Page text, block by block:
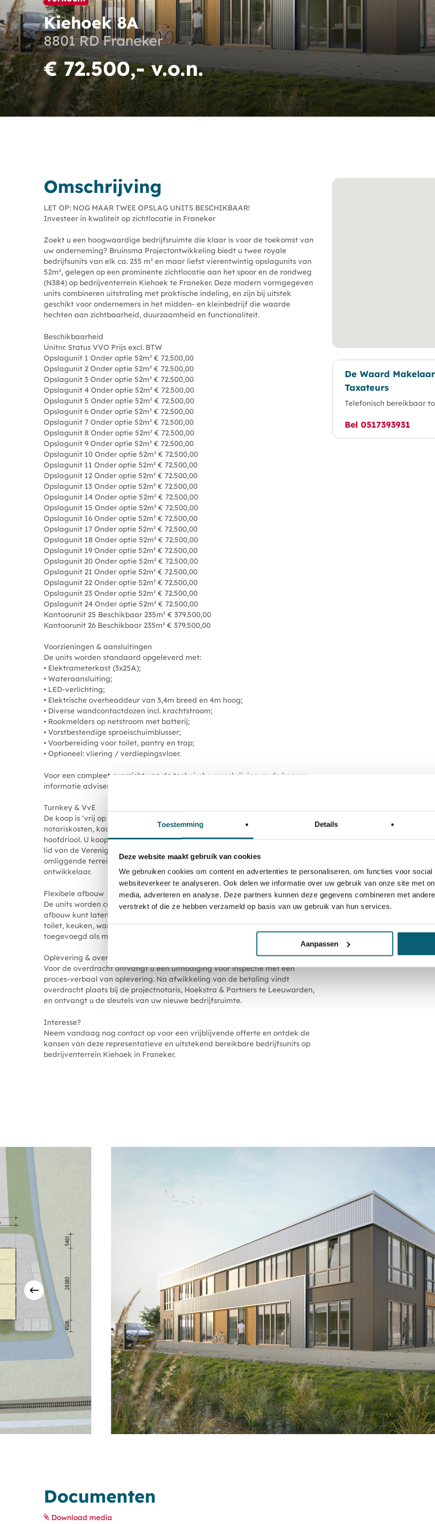
Toestemming Details
Deze website maakt gebruik van cookies
We gebruiken cookies om content en advertenties te personaliseren, om functies voor
websiteverkeer te analyseren. Ook delen we informatie over uw gebruik van onze site met
media, adverteren en analyse. Deze partners kunnen deze gegevens combineren met
verstrekt of die ze hebben verzameld op basis van uw gebruik van hun services.
Aanpassen
Kiehoek 8A
8801 RD Franeker
€ 72.500,- v.o.n.
Omschrijving
LET OP: NOG MAAR TWEE OPSLAG UNITS BESCHIKBAAR!
Investeer in kwaliteit op zichtlocatie in Franeker
Zoekt u een hoogwaardige bedrijfsruimte die klaar is voor de toekomst van
uw onderneming? Bruinsma Projectontwikkeling biedt u twee royale
bedrijfsunits van elk ca. 235 m² en maar liefst vierentwintig opslagunits van
52m², gelegen op een prominente zichtlocatie aan het spoor en de rondweg
(N384) op bedrijventerrein Kiehoek te Franeker. Deze modern vormgegeven
units combineren uitstraling met praktische indeling, en zijn bij uitstek
geschikt voor ondernemers in het midden- en kleinbedrijf die waarde
hechten aan zichtbaarheid, duurzaamheid en functionaliteit.
Beschikbaarheid
Unitnr. Status VVO Prijs excl. BTW
Opslagunit 1 Onder optie 52m² € 72.500,00
Opslagunit 2 Onder optie 52m² € 72.500,00
Opslagunit 3 Onder optie 52m² € 72.500,00
Opslagunit 4 Onder optie 52m² € 72.500,00
Opslagunit 5 Onder optie 52m² € 72.500,00
Opslagunit 6 Onder optie 52m² € 72.500,00
Opslagunit 7 Onder optie 52m² € 72.500,00
Opslagunit 8 Onder optie 52m² € 72.500,00
Opslagunit 9 Onder optie 52m² € 72.500,00
Opslagunit 10 Onder optie 52m² € 72.500,00
Opslagunit 11 Onder optie 52m² € 72.500,00
Opslagunit 12 Onder optie 52m² € 72.500,00
Opslagunit 13 Onder optie 52m² € 72.500,00
Opslagunit 14 Onder optie 52m² € 72.500,00
Opslagunit 15 Onder optie 52m² € 72.500,00
Opslagunit 16 Onder optie 52m² € 72.500,00
Opslagunit 17 Onder optie 52m² € 72.500,00
Opslagunit 18 Onder optie 52m² € 72.500,00
Opslagunit 19 Onder optie 52m² € 72.500,00
Opslagunit 20 Onder optie 52m² € 72.500,00
Opslagunit 21 Onder optie 52m² € 72.500,00
Opslagunit 22 Onder optie 52m² € 72.500,00
Opslagunit 23 Onder optie 52m² € 72.500,00
Opslagunit 24 Onder optie 52m² € 72.500,00
Kantoorunit 25 Beschikbaar 235m² € 379.500,00
Kantoorunit 26 Beschikbaar 235m² € 379.500,00
Voorzieningen & aansluitingen
De units worden standaard opgeleverd met:
• Elektrameterkast (3x25A);
• Wateraansluiting;
• LED-verlichting;
• Elektrische overheaddeur van 3,4m breed en 4m hoog;
• Diverse wandcontactdozen incl. krachtstroom;
• Rookmelders op netstroom met batterij;
• Vorstbestendige sproeischuimblusser;
• Voorbereiding voor toilet, pantry en trap;
• Optioneel: vliering / verdiepingsvloer.
Voor een compleet overzicht van de technische omschrijving en de kopers
informatie adviseren wij vooral om de brochure te downloaden.
Turnkey & VvE
De koop is ‘vrij op naam’, inclusief ontwerp, bouw, vergunningen,
notariskosten, kadastrale inmeting, aansluitkosten nutsvoorzieningen en
hoofdriool. U koopt het appartementsrecht van de unit en wordt automatisch
lid van de Vereniging van Eigenaren (VvE). De VvE beheert het gebouw en
omliggende terrein; de maandlasten worden initieel vastgesteld door de
ontwikkelaar.
Flexibele afbouw
De units worden casco opgeleverd, bezemschoon en bouwvrij, zodat u de
afbouw kunt laten aansluiten op uw wensen. Aanvullende voorzieningen zoals
toilet, keuken, wandafwerking of trap kunnen desgewenst worden
toegevoegd als meerwerk.
Oplevering & overdracht
Voor de overdracht ontvangt u een uitnodiging voor inspectie met een
proces-verbaal van oplevering. Na afwikkeling van de betaling vindt
overdracht plaats bij de projectnotaris, Hoekstra & Partners te Leeuwarden,
en ontvangt u de sleutels van uw nieuwe bedrijfsruimte.
Interesse?
Neem vandaag nog contact op voor een vrijblijvende offerte en ontdek de
kansen van deze representatieve en uitstekend bereikbare bedrijfsunits op
bedrijventerrein Kiehoek in Franeker.
De Waard
Taxateurs
Telefonisch bereikbaar
Bel 0517393931
Documenten
Download media